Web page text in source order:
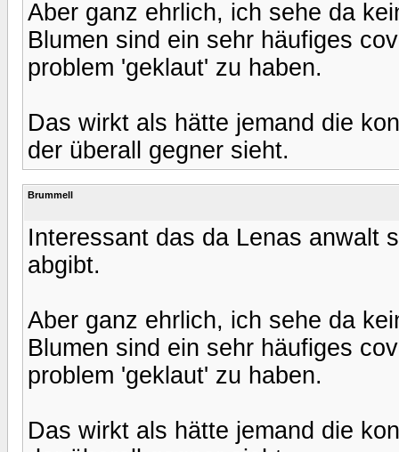
Aber ganz ehrlich, ich sehe da
Blumen sind ein sehr häufiges
problem 'geklaut' zu haben.
Das wirkt als hätte jemand die
der überall gegner sieht.
Brummell
Interessant das da Lenas anwalt
abgibt.
Aber ganz ehrlich, ich sehe da
Blumen sind ein sehr häufiges
problem 'geklaut' zu haben.
Das wirkt als hätte jemand die